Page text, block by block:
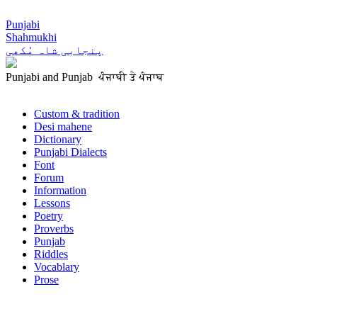
Punjabi
Shahmukhi
پنجابی شاہ مُکھی
Punjabi and Punjab ਪੰਜਾਬੀ ਤੇ ਪੰਜਾਬ
Custom & tradition
Desi mahene
Dictionary
Punjabi Dialects
Font
Forum
Information
Lessons
Poetry
Proverbs
Punjab
Riddles
Vocablary
Prose